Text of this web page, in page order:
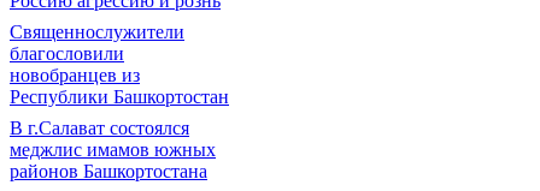
Священнослужители
благословили
новобранцев из
Республики Башкортостан
В г.Салават состоялся
меджлис имамов южных
районов Башкортостана